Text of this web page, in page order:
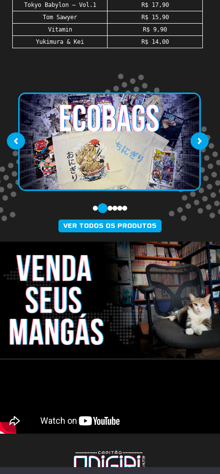
Tokyo Babylon – Vol.1
R$ 17,90
Tom Sawyer
R$ 15,90
Vitamin
R$ 9,90
Yukimura & Kei
R$ 14,00
‹ ›
VER TODOS OS PRODUTOS